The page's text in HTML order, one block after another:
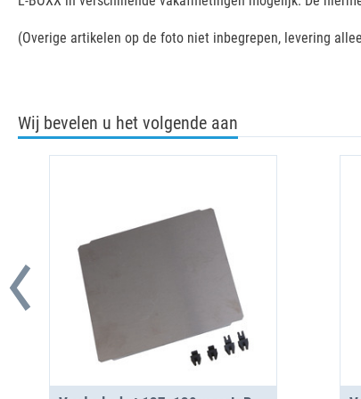
(Overige artikelen op de foto niet inbegrepen, levering
Wij bevelen u het volgende aan